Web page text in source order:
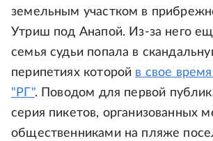
земельным участком в
Утриш под Анапой. Из-за него
семья судьи попала в
перипетиях которой в свое
"РГ". Поводом для первой
серия пикетов, организованных
общественниками на пляже